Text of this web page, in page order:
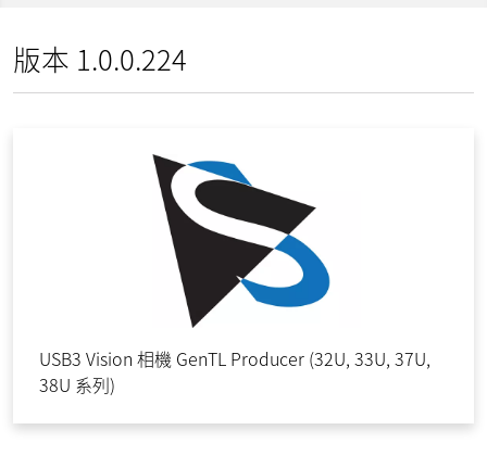
版本 1.0.0.224
USB3 Vision 相機 GenTL Producer (32U, 33U, 37U,
38U 系列)